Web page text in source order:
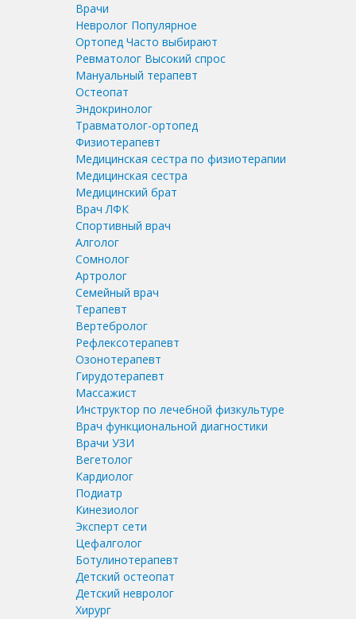
Врачи
Невролог Популярное
Ортопед Часто выбирают
Ревматолог Высокий спрос
Мануальный терапевт
Остеопат
Эндокринолог
Травматолог-ортопед
Физиотерапевт
Медицинская сестра по физиотерапии
Медицинская сестра
Медицинский брат
Врач ЛФК
Спортивный врач
Алголог
Сомнолог
Артролог
Семейный врач
Терапевт
Вертебролог
Рефлексотерапевт
Озонотерапевт
Гирудотерапевт
Массажист
Инструктор по лечебной физкультуре
Врач функциональной диагностики
Врачи УЗИ
Вегетолог
Кардиолог
Подиатр
Кинезиолог
Эксперт сети
Цефалголог
Ботулинотерапевт
Детский остеопат
Детский невролог
Хирург